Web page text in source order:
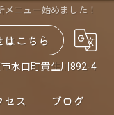
メニュー始めました！
はこちら
水口町貴生川892-4
セス ブログ